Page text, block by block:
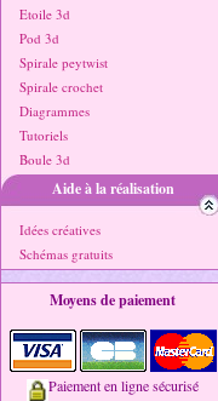
Etoile 3d
Pod 3d
Spirale peytwist
Spirale crochet
Diagrammes
Tutoriels
Boule 3d
Aide à la réalisation
Idées créatives
Schémas gratuits
Moyens de paiement
Paiement en ligne sécurisé